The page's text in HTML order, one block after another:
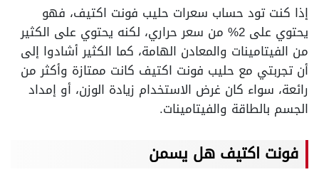
إذا كنت تود حساب سعرات حليب فونت اكتيف، فهو
يحتوي على 2% من سعر حراري، لكنه يحتوي على الكثير
من الفيتامينات والمعادن الهامة، كما الكثير أشادوا إلى
أن تجربتي مع حليب فونت اكتيف كانت ممتازة وأكثر من
رائعة، سواء كان غرض الاستخدام زيادة الوزن، أو إمداد
الجسم بالطاقة والفيتامينات.
فونت اكتيف هل يسمن